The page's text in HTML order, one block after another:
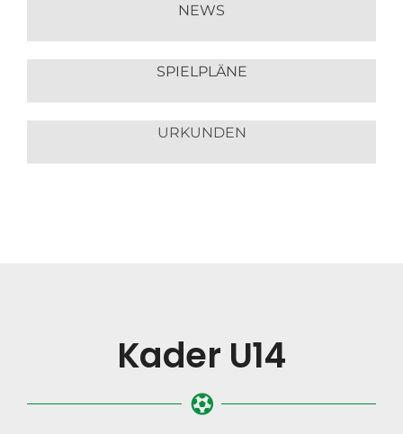
NEWS
SPIELPLÄNE
URKUNDEN
Kader U14